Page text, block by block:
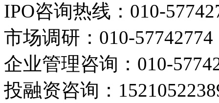
IPO咨询热线： 010-
市场调研： 010-57742774
企业管理咨询： 010-
投融资咨询：